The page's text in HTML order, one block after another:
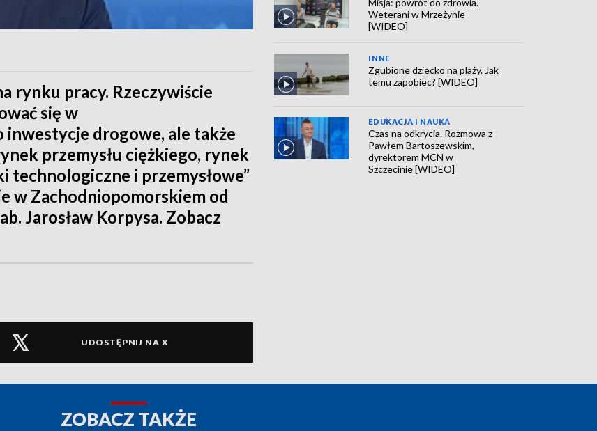
rynku pracy. Rzeczywiście
się w
drogowe, ale także
przemysłu ciężkiego, rynek
technologiczne i przemysłowe”
w Zachodniopomorskiem od
Jarosław Korpysa. Zobacz
UDOSTĘPNIJ NA X
Weterani w Mrzeżynie
[WIDEO]
INNE
Zgubione dziecko na plaży. Jak
temu zapobiec? [WIDEO]
EDUKACJA I NAUKA
Czas na odkrycia. Rozmowa z
Pawłem Bartoszewskim,
dyrektorem MCN w
Szczecinie [WIDEO]
ZOBACZ TAKŻE